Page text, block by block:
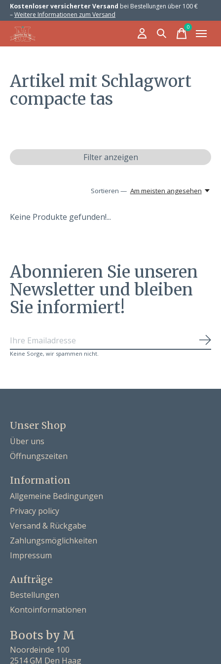
Kostenloser versicherter Versand bei Bestellungen über 100 €
–Weitere Informationen zum Versand
0items
Artikel mit Schlagwort
compacte tas
Filter anzeigen
Sortieren — Am meisten angesehen
Keine Produkte gefunden!...
Abonnieren Sie unseren
Newsletter und bleiben
Sie informiert!
Keine Sorge, wir spammen nicht.
Unser Shop
Über uns
Öffnungszeiten
Information
Allgemeine Bedingungen
Privacy policy
Versand & Rückgabe
Zahlungsmöglichkeiten
Impressum
Aufträge
Bestellungen
Kontoinformationen
Boots by M
Noordeinde 100
2514 GM Den Haag